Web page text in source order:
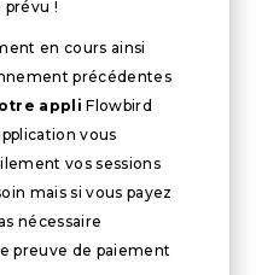
!
en cours ainsi
précédentes
appli Flowbird
vous
vos sessions
mais si vous payez
nécessaire
preuve de paiement